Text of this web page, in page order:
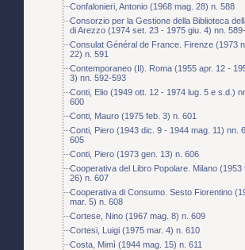
Confalonieri, Antonio (1968 mag. 28) n. 588
Consorzio per la Gestione della Biblioteca
di Arezzo (1974 set. 23 - 1975 giu. 4) nn.
Consulat Général de France. Firenze (1973
22) n. 591
Contemporaneo (Il). Roma (1955 apr. 12 -
3) nn. 592-593
Conti, Elio (1949 ott. 12 - 1974 lug. 5 e s.d.)
600
Conti, Mauro (1975 feb. 3) n. 601
Conti, Piero (1943 dic. 9 - 1944 mag. 11) nn.
605
Conti, Piero (1973 gen. 13) n. 606
Cooperativa del Libro Popolare. Milano (1953
26) n. 607
Cooperativa di Consumo. Sesto Fiorentino
mar. 5) n. 608
Cortese, Nino (1967 mag. 8) n. 609
Cortesi, Luigi (1975 mar. 4) n. 610
Costa, Mimì (1944 mag. 15) n. 611